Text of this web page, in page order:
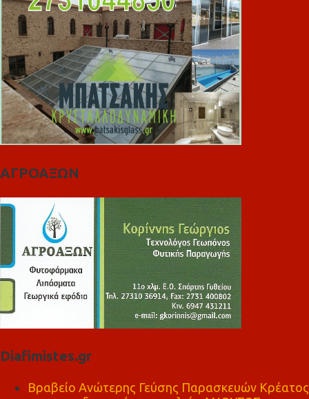
ΑΓΡΟΑΞΩΝ
Diafimistes.gr
Βραβείο Ανώτερης Γεύσης Παρασκευών Κρέατος